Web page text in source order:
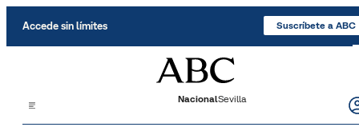
Accede sin límites Suscríbete a ABC
NacionalSevilla